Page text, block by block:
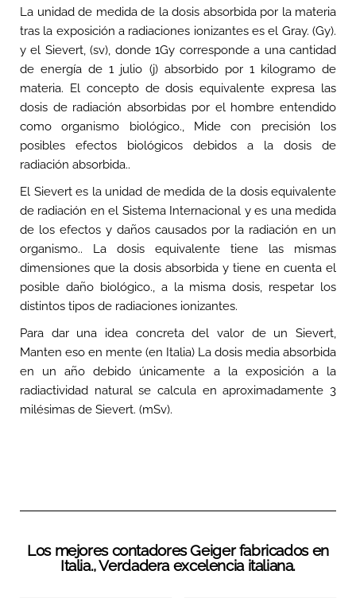
La unidad de medida de la dosis absorbida por la materia
tras la exposición a radiaciones ionizantes es el Gray. (Gy).
y el Sievert, (sv), donde 1Gy corresponde a una cantidad
de energía de 1 julio (j) absorbido por 1 kilogramo de
materia. El concepto de dosis equivalente expresa las
dosis de radiación absorbidas por el hombre entendido
como organismo biológico., Mide con precisión los
posibles efectos biológicos debidos a la dosis de
radiación absorbida..
El Sievert es la unidad de medida de la dosis equivalente
de radiación en el Sistema Internacional y es una medida
de los efectos y daños causados ​​por la radiación en un
organismo.. La dosis equivalente tiene las mismas
dimensiones que la dosis absorbida y tiene en cuenta el
posible daño biológico., a la misma dosis, respetar los
distintos tipos de radiaciones ionizantes.
Para dar una idea concreta del valor de un Sievert,
Manten eso en mente (en Italia) La dosis media absorbida
en un año debido únicamente a la exposición a la
radiactividad natural se calcula en aproximadamente 3
milésimas de Sievert. (mSv).
Los mejores contadores Geiger fabricados en
Italia., Verdadera excelencia italiana.